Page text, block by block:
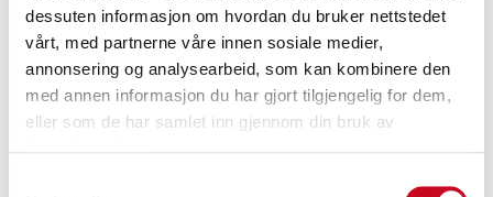
dessuten informasjon om hvordan du bruker nettstedet
vårt, med partnerne våre innen sosiale medier,
annonsering og analysearbeid, som kan kombinere den
med annen informasjon du har gjort tilgjengelig for dem,
eller som de har samlet inn gjennom din bruk av
En aktiv livsstil krever mye planlegging, kjøring og
energi.
Ved å la alle familiemedlemmer ta del i de forskjellige
ansvarsområdene, frigjøres verdifull tid og muligheter